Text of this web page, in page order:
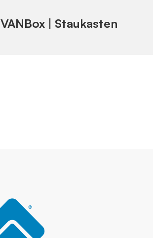
VANBox | Staukasten